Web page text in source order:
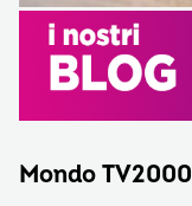
Mondo TV2000